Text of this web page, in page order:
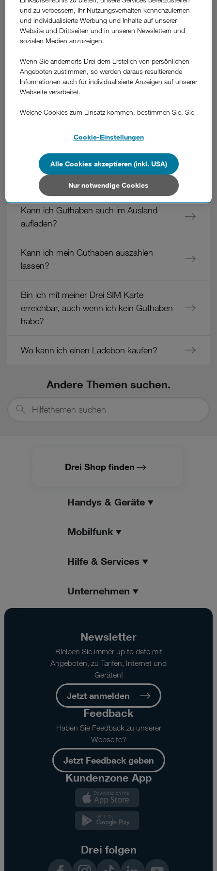
War diese Information hilfreich?
Feedback
Weitere
Fragen
aus
dem
Ist die Guthabenabfrage kostenlos?
Wie kann ich Guthaben auf meine
Wertkarte aufladen?
Kann ich Guthaben auch im Ausland
aufladen?
Kann ich mein Guthaben auszahlen
lassen?
Bin ich mit meiner Drei SIM Karte
erreichbar, auch wenn ich kein Guthaben
habe?
Wo kann ich einen Ladebon kaufen?
Andere Themen suchen.
suchen
Drei Shop finden
Handys & Geräte
Mobilfunk
Hilfe & Services
Unternehmen
Newsletter
Bleiben Sie immer up to date mit
Angeboten, zu Tarifen, Internet und
Geräten!
Jetzt anmelden
Feedback
Haben Sie Feedback zu unserer
Webseite?
Jetzt Feedback geben
Kundenzone App
Drei folgen
InstagramTikTok LinkedInYouTube
und zu verbessern, Ihr Nutzungsverhalten kennenzulernen
und individualisierte Werbung und Inhalte auf unserer
Website und Drittseiten und in unseren Newslettern und
sozialen Medien anzuzeigen.
Wenn Sie andernorts Drei dem Erstellen von persönlichen
Angeboten zustimmen, so werden daraus resultierende
Informationen auch für individualisierte Anzeigen auf unserer
Webseite verarbeitet.
Welche Cookies zum Einsatz kommen, bestimmen Sie. Sie
Details und alle Optionen finden Sie unter „Cookie-
Wenn Sie allen Cookies zustimmen, werden auch Cookies
von Drittanbietern verarbeitet, die Ihre Daten in Ländern
außerhalb der europäischen Union (z.B. in den USA)
verarbeiten. Sie unterliegen keinem EU-konformen
Datenschutzniveau und es stehen keine wirksamen
Rechtsbehelfe zur Verfügung.
(z.B. Data Privacy Framework), werden wie europäische
Unternehmen behandelt.
Sie nur jene Cookies im Einsatz, die zur Funktion dieser
Website unerlässlich sind.
Cookie-Einstellungen
Nur notwendige Cookies
Alle Cookies akzeptieren (inkl. USA)